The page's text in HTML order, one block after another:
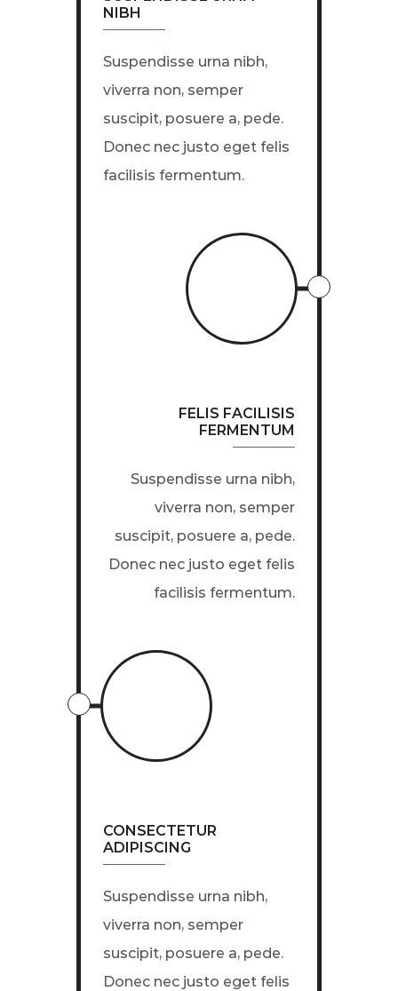
NIBH
Suspendisse urna nibh,
viverra non, semper
suscipit, posuere a, pede.
Donec nec justo eget felis
facilisis fermentum.
FELIS FACILISIS
FERMENTUM
Suspendisse urna nibh,
viverra non, semper
suscipit, posuere a, pede.
Donec nec justo eget felis
facilisis fermentum.
CONSECTETUR
ADIPISCING
Suspendisse urna nibh,
viverra non, semper
suscipit, posuere a, pede.
Donec nec justo eget felis